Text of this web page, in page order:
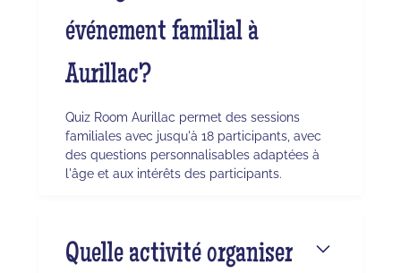
événement familial à
Aurillac?
Quiz Room Aurillac permet des sessions
familiales avec jusqu'à 18 participants, avec
des questions personnalisables adaptées à
l'âge et aux intérêts des participants.
Quelle activité organiser